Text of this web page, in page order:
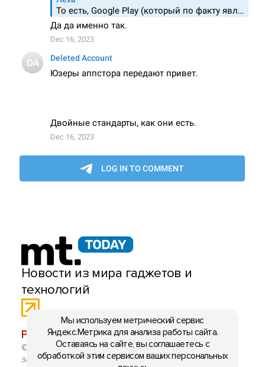
Новости из мира гаджетов и
технологий
РЕКЛАМА:mobiltelefon.ru@gmail.com
© 2006-2026 mt.today \ mobiltelefon.ru. Все права
защищены. Использование материалов с сайта
Мы используем метрический сервис
Яндекс.Метрика для анализа работы сайта.
Оставаясь на сайте, вы соглашаетесь с
обработкой этим сервисом ваших персональных